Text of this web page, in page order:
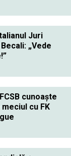
Juri
„Vede
FCSB cunoaște
cu FK